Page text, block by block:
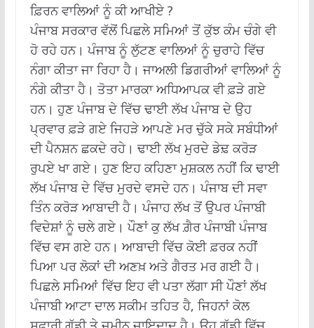
ਫ਼ਿਰਨ ਵਾਲਿਆਂ ਨੂੰ ਕੀ ਆਖੀਏ ?
ਪੰਜਾਬ ਸਰਕਾਰ ਵੱਲੋਂ ਪਿਛਲੇ ਸਮਿਆਂ ਤੋਂ ਕੁੱਝ ਕੰਮ ਚੰਗੇ ਵੀ
ਹੋ ਰਹੇ ਹਨ। ਪੰਜਾਬ ਨੂੰ ਲੁੱਟਣ ਵਾਲਿਆਂ ਨੂੰ ਚੁਰਾਹੇ ਵਿੱਚ
ਨੰਗਾ ਕੀਤਾ ਜਾ ਰਿਹਾ ਹੈ। ਜਾਅਲੀ ਡਿਗਰੀਆਂ ਵਾਲਿਆਂ ਨੂੰ
ਨੰਗੇ ਕੀਤਾ ਹੈ। ਤੋਤਾ ਮਾਰਕਾ ਅਧਿਆਪਕ ਵੀ ਫ਼ੜੇ ਗਏ
ਹਨ। ਹੁਣ ਪੰਜਾਬ ਦੇ ਵਿੱਚ ਢਾਈ ਲੱਖ ਪੰਜਾਬ ਦੇ ਉਹ
ਪ੍ਰਵਾਰ ਫ਼ੜੇ ਗਏ ਜਿਹੜੇ ਆਪਣੇ ਮਰ ਚੁੱਕੇ ਸਕੇ ਸਬੰਧੀਆਂ
ਦੀ ਪੈਨਸ਼ਨ ਛਕਦੇ ਰਹੇ। ਢਾਈ ਲੱਖ ਮੁਰਦੇ ਡੇਢ਼ ਕਰੋੜ
ਰੁਪਏ ਖਾ ਗਏ। ਹੁਣ ਇਹ ਕਹਿਣਾ ਮੁਸ਼ਕਲ ਨਹੀਂ ਕਿ ਢਾਈ
ਲੱਖ ਪੰਜਾਬ ਦੇ ਵਿੱਚ ਮੁਰਦੇ ਵਸਦੇ ਹਨ। ਪੰਜਾਬ ਦੀ ਸਵਾ
ਤਿੰਨ ਕਰੋੜ ਆਬਾਦੀ ਹੈ। ਪੰਜਾਹ ਲੱਖ ਤੋਂ ਉਪਰ ਪੰਜਾਬੀ
ਵਿਦੇਸ਼ਾਂ ਨੂੰ ਚਲੇ ਗਏ। ਪੌਣਾਂ ਕੁ ਲੱਖ ਗ਼ੈਰ ਪੰਜਾਬੀ ਪੰਜਾਬ
ਵਿੱਚ ਵਸ ਗਏ ਹਨ। ਆਬਾਦੀ ਵਿੱਚ ਕੋਈ ਫ਼ਰਕ ਨਹੀਂ
ਪਿਆ ਪਰ ਲੋਕਾਂ ਦੀ ਅਣਖ਼ ਅਤੇ ਗੈਰਤ ਮਰ ਗਈ ਹੈ।
ਪਿਛਲੇ ਸਮਿਆਂ ਵਿੱਚ ਇਹ ਵੀ ਪਤਾ ਲੱਗਾ ਸੀ ਪੌਣਾਂ ਲੱਖ
ਪੰਜਾਬੀ ਆਟਾ ਦਾਲ ਸਕੀਮ ਤਹਿਤ ਹੈ, ਜਿਹਨਾਂ ਕੋਲ